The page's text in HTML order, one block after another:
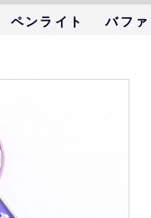
ペンライト バフ